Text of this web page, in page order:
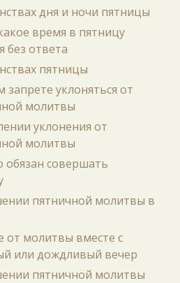
дня и ночи пятницы
время в пятницу
без ответа
пятницы
запрете уклоняться от
молитвы
уклонения от
молитвы
обязан совершать
пятничной молитвы в
от молитвы вместе с
или дождливый вечер
пятничной молитвы